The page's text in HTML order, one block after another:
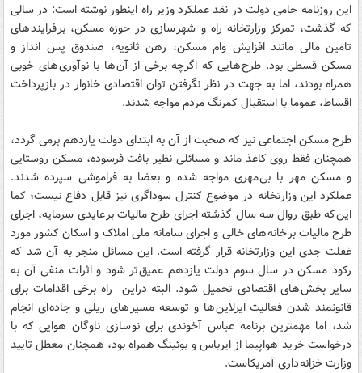
این روزنامه حامی دولت در نقد عملکرد وزیر راه اینطور نوشته است: در سالی
که گذشت، تمرکز وزارتخانه راه و شهر سازی در حوزه مسکن، بر فرایند های
تامین مالی مانند افزایش وام مسکن، رهن ثانویه، صندوق پس انداز و
مسکن قسطی بود. طرح هایی که اگرچه برخی از آن ها با نوآوری های خوبی
همراه بودند، اما به جهت در نظر نگرفتن توان اقتصادی خانوار در بازپرداخت
اقساط، عموما با استقبال کمرنگ مردم مواجه شدند.
طرح مسکن اجتماعی نیز که صحبت از آن به ابتدای دولت یازدهم برمی گردد،
همچنان فقط روی کاغذ ماند و مسائلی نظیر بافت فرسوده، مسکن روستایی
و مسکن مهر با بی مهری مواجه شده و بعضا به فراموشی سپرده شدند.
عملکرد این وزارتخانه در موضوع کنترل سوداگری نیز قابل دفاع نیست؛ کما
این که طبق روال سه سال گذشته اجرای طرح مالیات بر عایدی سرمایه، اجرای
طرح مالیات بر خانه های خالی و اجرای سامانه ملی املاک و اسکان کشور مورد
غفلت جدی این وزارتخانه قرار گرفته است. این مسائل منجر به آن شد که
رکود مسکن در سال سوم دولت یازدهم عمیق تر شود و اثرات منفی آن به
سایر بخش های اقتصادی تحمیل شود. البته دراین راه برخی اقدامات برای
قانونمند شدن فعالیت ایرلاین ها و توسعه مسیر های ریلی و جاده ای انجام
شد، اما مهمترین برنامه عباس آخوندی برای نو سازی ناوگان هوایی که با
درخواست خرید هواپیما از ایرباس و بوئینگ همراه بود، همچنان معطل تایید
وزارت خزانه داری آمریکاست.